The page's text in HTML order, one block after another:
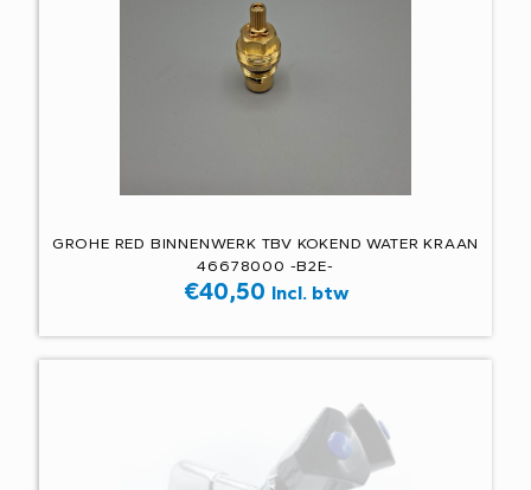
GROHE RED BINNENWERK TBV KOKEND WATER KRAAN
46678000 -B2E-
€40,50 Incl. btw